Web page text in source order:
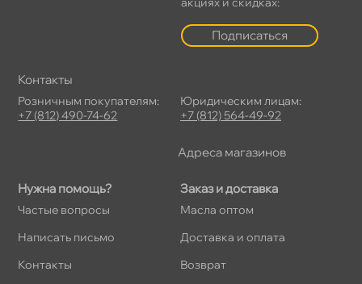
Нужна помощь?
Частые вопросы
Написать письмо
Контакты
Заказ и доставка
Масла оптом
Доставка и оплата
озврат
Подписаться
Контакты
Розничным покупателям:
+7 (812) 490-74-62
Юридическим лицам:
+7 (812) 564-49-92
Адреса магазино